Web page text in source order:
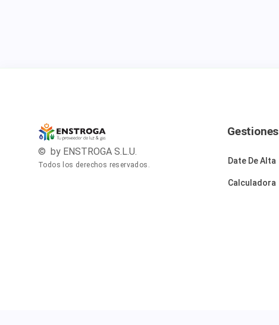
© by ENSTROGA S.L.U.
Todos los derechos reservados.
Gestiones
Date De Alta
Calculadora